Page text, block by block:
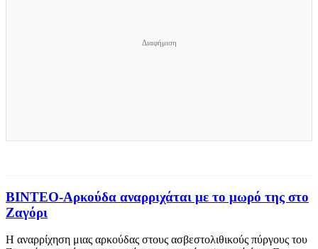
ΒΙΝΤΕΟ-Αρκούδα αναρριχάται με το μωρό της στο
Ζαγόρι
Η αναρρίχηση μιας αρκούδας στους ασβεστολιθικούς πύργους του